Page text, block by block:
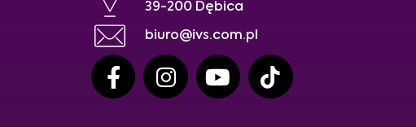
39-200 Dębica
biuro@ivs.com.pl